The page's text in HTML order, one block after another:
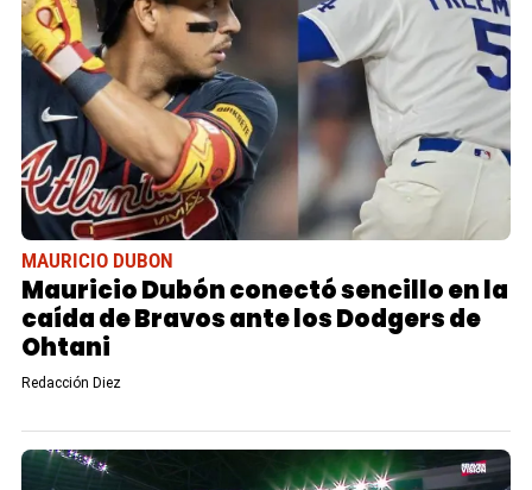
MAURICIO DUBON
Mauricio Dubón conectó sencillo en la
caída de Bravos ante los Dodgers de
Ohtani
Redacción Diez